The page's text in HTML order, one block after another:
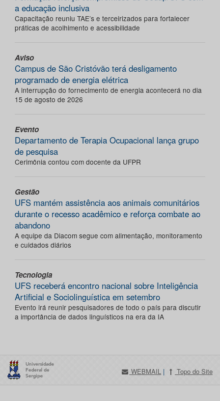
a educação inclusiva
Capacitação reuniu TAE’s e terceirizados para fortalecer
práticas de acolhimento e acessibilidade
Aviso
Campus de São Cristóvão terá desligamento
programado de energia elétrica
A interrupção do fornecimento de energia acontecerá no dia
15 de agosto de 2026
Evento
Departamento de Terapia Ocupacional lança grupo
de pesquisa
Cerimônia contou com docente da UFPR
Gestão
UFS mantém assistência aos animais comunitários
durante o recesso acadêmico e reforça combate ao
abandono
A equipe da Diacom segue com alimentação, monitoramento
e cuidados diários
Tecnologia
UFS receberá encontro nacional sobre Inteligência
Artificial e Sociolinguística em setembro
Evento irá reunir pesquisadores de todo o país para discutir
a importância de dados linguísticos na era da IA
WEBMAIL | Topo do Site